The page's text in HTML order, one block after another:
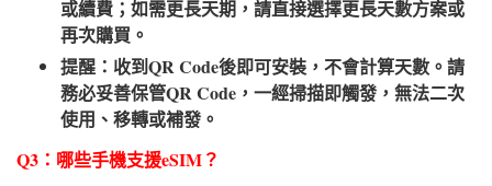
或續費；如需更長天期，請直接選擇更長天數方案或
再次購買。
提醒：收到QR Code後即可安裝，不會計算天數。請
務必妥善保管QR Code，一經掃描即觸發，無法二次
使用、移轉或補發。
Q3：哪些手機支援eSIM？​